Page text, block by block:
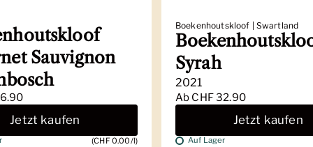
Sauvignon
Jetzt kaufen
(CHF 0.00/l)
Boekenhoutskloof | Swartland
Syrah
2021
Ab CHF 32.90
Jetzt kaufen
Auf Lager